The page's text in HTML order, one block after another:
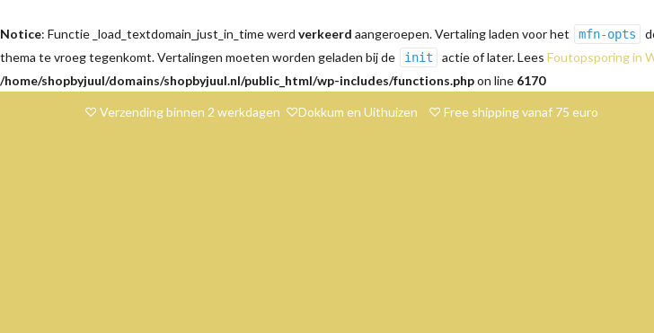
Notice: Functie _load_textdomain_just_in_time werd verkeerd aangeroepen. Vertaling laden voor het mfn-opts
thema te vroeg tegenkomt. Vertalingen moeten worden geladen bij de
init actie of later. Lees Foutopsporing in
/home/shopbyjuul/domains/shopbyjuul.nl/public_html/wp-includes/functions.phpon line 6170
♡ Verzending binnen 2 werkdagen ♡Dokkum en Uithuizen ♡ Free shipping vanaf 75 euro